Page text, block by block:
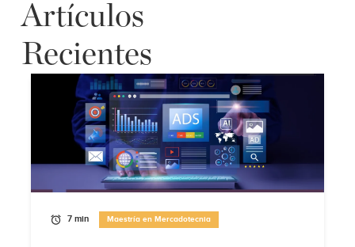
Artículos
Recientes
7 min Maestría en Mercadotecnia